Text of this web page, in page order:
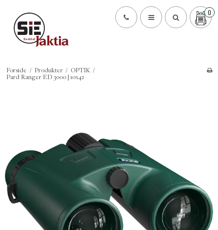
0
Forside / Produkter / OPTIK /
Pard Ranger ED 3000 | 10x42